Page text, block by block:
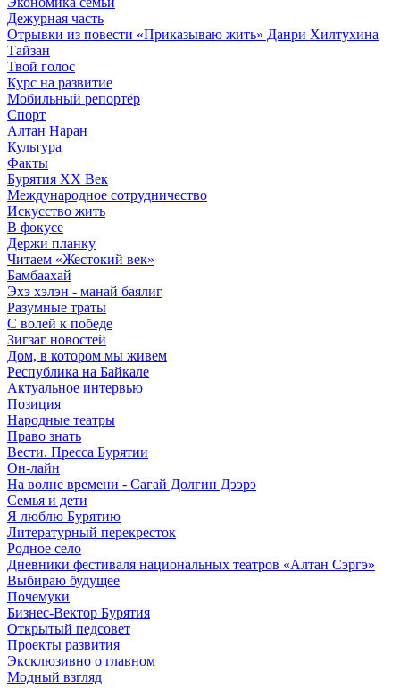
Дежурная часть
Отрывки из повести «Приказываю жить» Данри Хилтухина
Тайзан
Твой голос
Курс на развитие
Мобильный репортёр
Спорт
Алтан Наран
Культура
Факты
Бурятия XX Век
Международное сотрудничество
Искусство жить
В фокусе
Держи планку
Читаем «Жестокий век»
Бамбаахай
Эхэ хэлэн - манай баялиг
Разумные траты
С волей к победе
Зигзаг новостей
Дом, в котором мы живем
Республика на Байкале
Актуальное интервью
Позиция
Народные театры
Право знать
Вести. Пресса Бурятии
Он-лайн
На волне времени - Сагай Долгин Дээрэ
Семья и дети
Я люблю Бурятию
Литературный перекресток
Родное село
Дневники фестиваля национальных театров «Алтан Сэргэ»
Выбираю будущее
Почемуки
Бизнес-Вектор Бурятия
Открытый педсовет
Проекты развития
Эксклюзивно о главном
Модный взгляд